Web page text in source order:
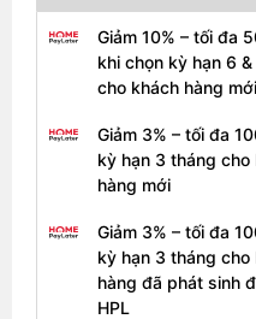
Bàn phím và touchpad
Tương tự như kết nối thì
đổi so với G3 trước
trình chính đủ. Các
phẳng. Bạn phải làm
phải cũng như các
chiếu sáng có thể
giúp bạn làm việc tốt
Hai nút bổ sung cho
phía trên bên phải rất
Giảm 10% – tối đa
khi chọn kỳ hạn 6
cho khách hàng mới
Giảm 3% – tối đa
kỳ hạn 3 tháng cho
hàng mới
Giảm 3% – tối đa
kỳ hạn 3 tháng cho
hàng đã phát sinh
HPL